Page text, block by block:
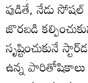
పుడితే, నేడు
జొరబడి
సృష్టించుకునే
ఉన్న పారితోషికాలు